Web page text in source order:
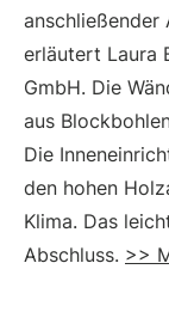
anschließender
erläutert Laura
GmbH. Die
aus
Die
den hohen
Klima. Das
Abschluss. >>